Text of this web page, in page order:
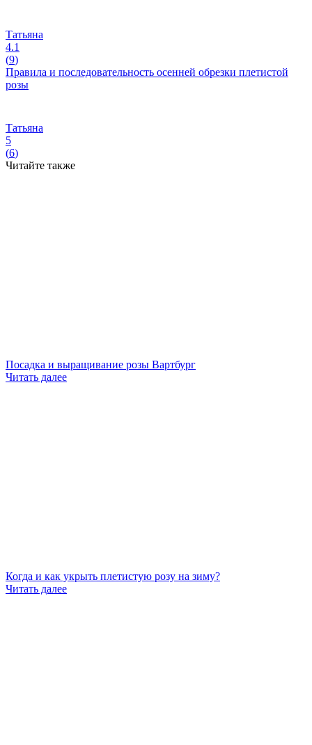
Татьяна
4.1
(9)
Правила и последовательность осенней обрезки плетистой
розы
Татьяна
5
(6)
Читайте также
Посадка и выращивание розы Вартбург
Читать далее
Когда и как укрыть плетистую розу на зиму?
Читать далее